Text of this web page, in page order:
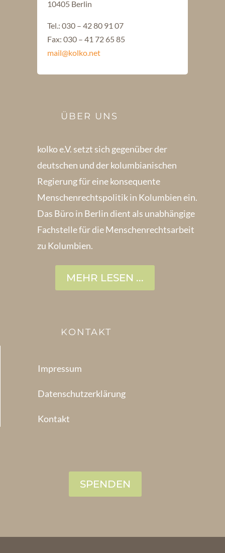
10405 Berlin
Tel.: 030 – 42 80 91 07
Fax: 030 – 41 72 65 85
mail@kolko.net
ÜBER UNS
kolko e.V. setzt sich gegenüber der
deutschen und der kolumbianischen
Regierung für eine konsequente
Menschenrechts­politik in Kolum­bien ein.
Das Büro in Berlin dient als unabhängige
Fachstelle für die Menschen­rechtsarbeit
zu Kolumbien.
MEHR LESEN ...
KONTAKT
Impressum
Datenschutzerklärung
Kontakt
SPENDEN